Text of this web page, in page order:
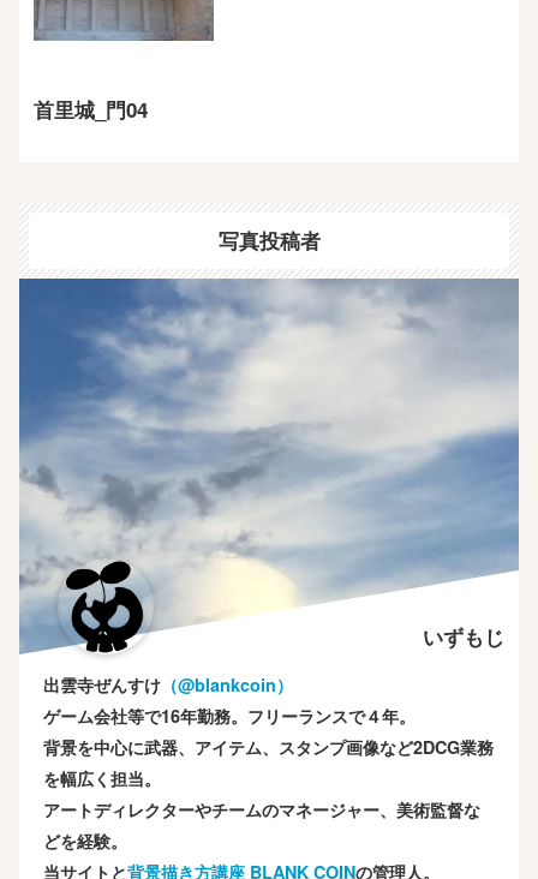
首里城_門04
写真投稿者
いずもじ
出雲寺ぜんすけ （‎@blankcoin）
ゲーム会社等で16年勤務。フリーランスで４年。
背景を中心に武器、アイテム、スタンプ画像など2DCG業務
を幅広く担当。
アートディレクターやチームのマネージャー、美術監督な
どを経験。
当サイトと背景描き方講座 BLANK COINの管理人。